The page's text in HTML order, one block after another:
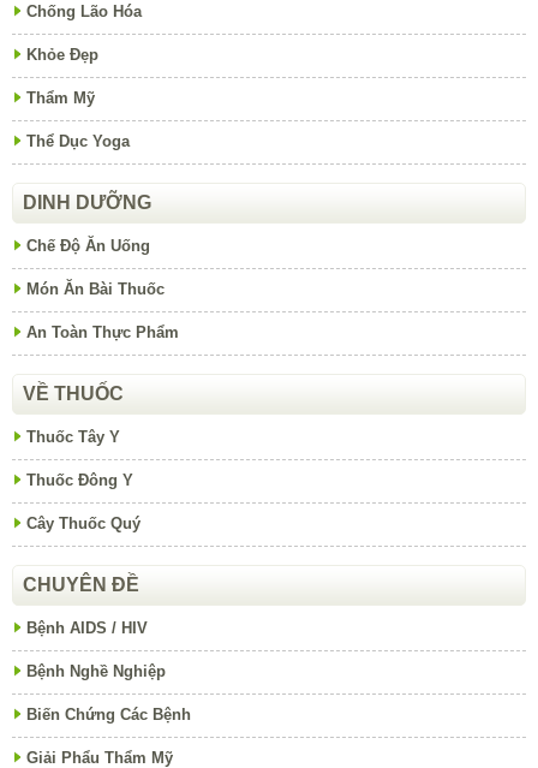
Chống Lão Hóa
Khỏe Đẹp
Thẩm Mỹ
Thể Dục Yoga
DINH DƯỠNG
Chế Độ Ăn Uống
Món Ăn Bài Thuốc
An Toàn Thực Phẩm
VỀ THUỐC
Thuốc Tây Y
Thuốc Đông Y
Cây Thuốc Quý
CHUYÊN ĐỀ
Bệnh AIDS / HIV
Bệnh Nghề Nghiệp
Biến Chứng Các Bệnh
Giải Phẩu Thẩm Mỹ